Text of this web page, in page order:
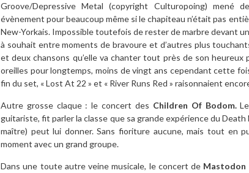
Groove/Depressive Metal (copyright Culturopoing) mené
évènement pour beaucoup même si le chapiteau n’était pas
New-Yorkais. Impossible toutefois de rester de marbre devant
à souhait entre moments de bravoure et d’autres plus
et deux chansons qu’elle va chanter tout près de son heureux
oreilles pour longtemps, moins de vingt ans cependant cette
fin du set, « Lost At 22 » et « River Runs Red » raisonnaient
Autre grosse claque : le concert des Children Of Bodom.
guitariste, fit parler la classe que sa grande expérience du
maître) peut lui donner. Sans fioriture aucune, mais tout en
moment avec un grand groupe.
Dans une toute autre veine musicale, le concert de Mastodon